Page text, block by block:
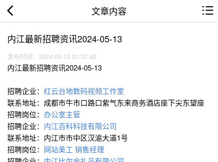
文章内容
内江最新招聘资讯2024-05-13
发布时间：2024-05-13 01:37:42
内江最新招聘资讯2024-05-13
招聘企业： 红云台地数码视频工作室
联系地址：成都市牛市口路口紫气东来商务酒店座下尖东望座
招聘岗位： 办公室主管
招聘企业： 内江百科科技有限公司
联系地址：内江市市中区汉渝大道1号
招聘岗位： 网站美工 销售经理